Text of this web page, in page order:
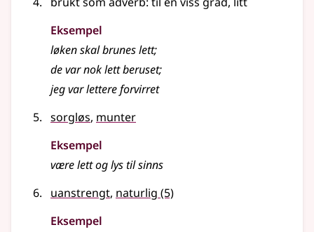
Eksempel
løken skal brunes lett;
de var nok lett beruset;
jeg varlettereforvirret
sorgløs, munter
Eksempel
værelettog lys til sinns
uanstrengt, naturlig (5)
Eksempel